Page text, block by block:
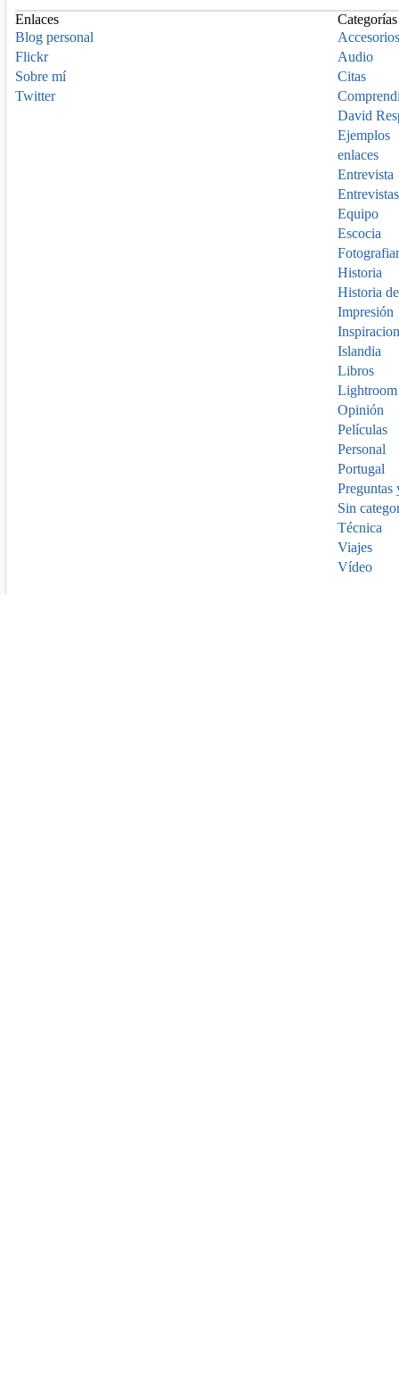
Enlaces
Blog personal
Flickr
Sobre mí
Twitter
Categorías
Accesorios
Audio
Citas
David
Ejemplos
enlaces
Entrevista
Entrevistas
Equipo
Escocia
Historia
Historia
Impresión
Islandia
Libros
Lightroom
Opinión
Películas
Personal
Portugal
Preguntas
Sin
Técnica
Viajes
Vídeo